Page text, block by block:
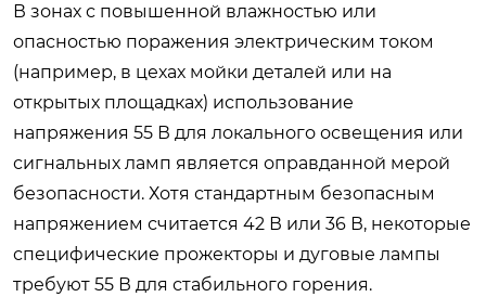
В зонах с повышенной влажностью или
опасностью поражения электрическим током
(например, в цехах мойки деталей или на
открытых площадках) использование
напряжения 55 В для локального освещения или
сигнальных ламп является оправданной мерой
безопасности. Хотя стандартным безопасным
напряжением считается 42 В или 36 В, некоторые
специфические прожекторы и дуговые лампы
требуют 55 В для стабильного горения.